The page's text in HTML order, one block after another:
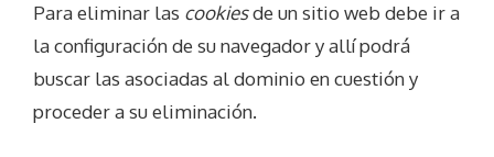
Para eliminar las cookiesde un sitio web debe ir a
la configuración de su navegador y allí podrá
buscar las asociadas al dominio en cuestión y
proceder a su eliminación.